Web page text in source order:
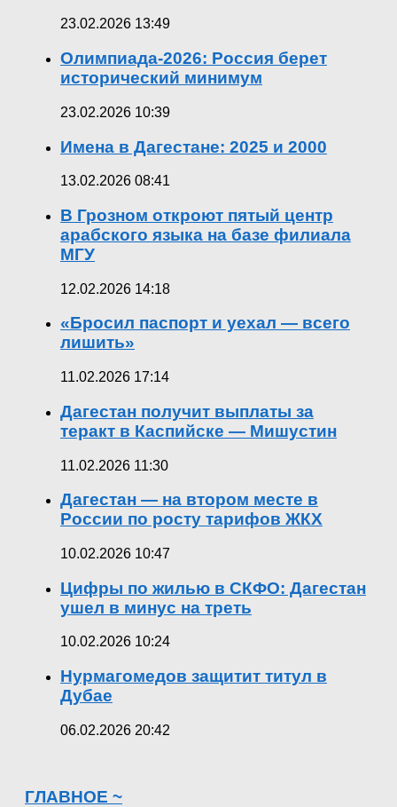
23.02.2026 13:49
Олимпиада-2026: Россия берет
исторический минимум
23.02.2026 10:39
Имена в Дагестане: 2025 и 2000
13.02.2026 08:41
В Грозном откроют пятый центр
арабского языка на базе филиала
МГУ
12.02.2026 14:18
«Бросил паспорт и уехал — всего
лишить»
11.02.2026 17:14
Дагестан получит выплаты за
теракт в Каспийске — Мишустин
11.02.2026 11:30
Дагестан — на втором месте в
России по росту тарифов ЖКХ
10.02.2026 10:47
Цифры по жилью в СКФО: Дагестан
ушел в минус на треть
10.02.2026 10:24
Нурмагомедов защитит титул в
Дубае
06.02.2026 20:42
ГЛАВНОЕ ~